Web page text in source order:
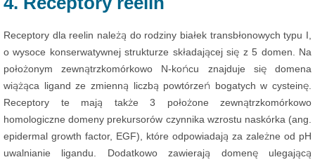
Receptory dla reelin należą do rodziny białek transbłonowych typu I,
o wysoce konserwatywnej strukturze składającej się z 5 domen. Na
położonym zewnątrzkomórkowo N-końcu znajduje się domena
wiążąca ligand ze zmienną liczbą powtórzeń bogatych w cysteinę.
Receptory te mają także 3 położone zewnątrzkomórkowo
homologiczne domeny prekursorów czynnika wzrostu naskórka (ang.
epidermal growth factor, EGF), które odpowiadają za zależne od pH
uwalnianie ligandu. Dodatkowo zawierają domenę ulegającą